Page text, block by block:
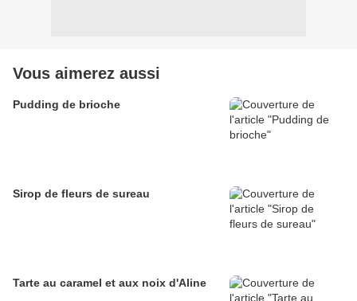
Vous aimerez aussi
Pudding de brioche
Sirop de fleurs de sureau
Tarte au caramel et aux noix d'Aline